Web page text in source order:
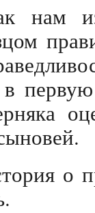
нам
первую
о